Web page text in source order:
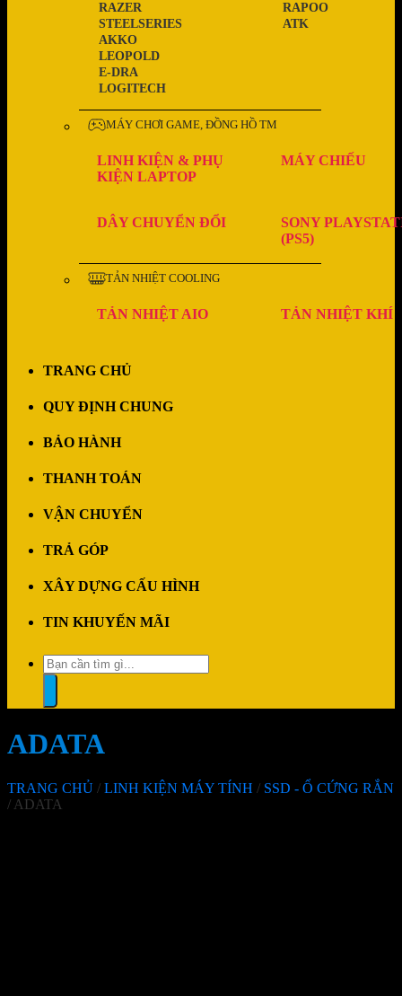
LOGITECH
E-DRA
LEOPOLD
AKKO
STEELSERIES
RAZER
ATK
RAPOO
MÁY CHƠI GAME, ĐỒNG HỒ TM
LINH KIỆN & PHỤ
KIỆN LAPTOP
MÁY CHIẾU
DÂY CHUYỂN ĐỔI
SONY
(PS5)
TẢN NHIỆT COOLING
TẢN NHIỆT AIO TẢN NHIỆT KHÍ
TRANG CHỦ
QUY ĐỊNH CHUNG
BẢO HÀNH
THANH TOÁN
VẬN CHUYỂN
TRẢ GÓP
XÂY DỰNG CẤU HÌNH
TIN KHUYẾN MÃI
Tìm
kiếm:
ADATA
TRANG CHỦ / LINH KIỆN MÁY TÍNH / SSD - Ổ CỨNG RẮN
/ ADATA